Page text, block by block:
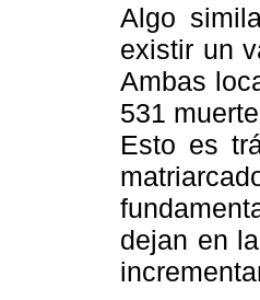
Algo
existir un
Ambas
531
Esto es
dejan en